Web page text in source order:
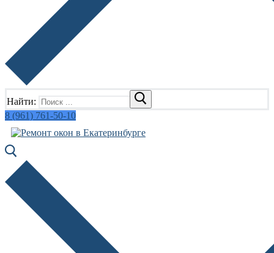
Найти:
8 (961) 761-50-10